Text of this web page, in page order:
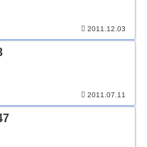
2011.12.03
2011.07.11